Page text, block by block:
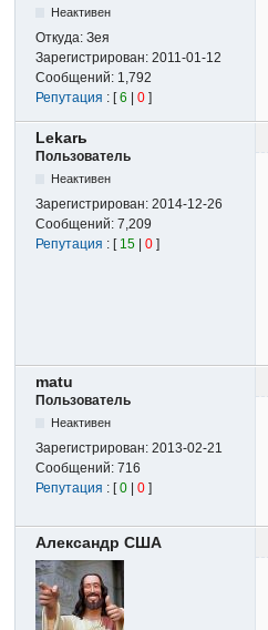
Неактивен
Откуда:Зея
Зарегистрирован:2011-01-12
Сообщений: 1,792
Репутация : [6 |0 ]
Lekarь
Пользователь
Неактивен
Зарегистрирован:2014-12-26
Сообщений:7,209
Репутация : [ 15 |0 ]
matu
Пользователь
Неактивен
Зарегистрирован:2013-02-21
Сообщений:716
Репутация : [0 |0 ]
Александр США